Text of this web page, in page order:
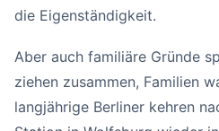
die Eigenständigkeit.
Aber auch familiäre Gründe
ziehen zusammen, Familien
langjährige Berliner kehren